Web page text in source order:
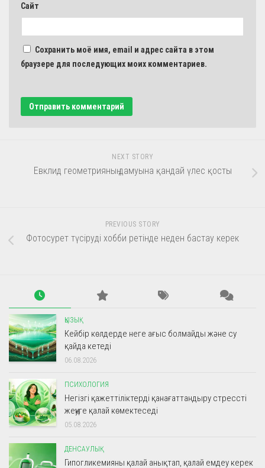
Сайт
Сохранить моё имя, email и адрес сайта в этом
браузере для последующих моих комментариев.
NEXT STORY
Евклид геометрияның дамуына қандай үлес қосты
PREVIOUS STORY
Фотосурет түсіруді хобби ретінде неден бастау керек
ҚЫЗЫҚ
Кейбір көлдерде неге ағыс болмайды және су
қайда кетеді
06.08.2026
ПСИХОЛОГИЯ
Негізгі қажеттіліктерді қанағаттандыру стрессті
жеңуге қалай көмектеседі
05.08.2026
ДЕНСАУЛЫҚ
Гипогликемияны қалай анықтап, қалай емдеу керек